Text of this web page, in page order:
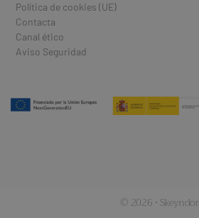
Política de cookies (UE)
Contacta
Canal ético
Aviso Seguridad
© 2026 · Skeyndor